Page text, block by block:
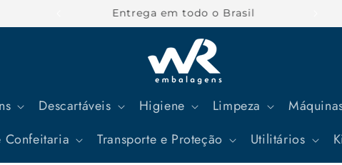
Parcele suas compras em até 12x
Descartáveis Higiene Limpeza
Confeitaria
Transporte e Proteção Utilitários